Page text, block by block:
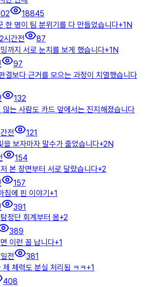
18845
한 명이 팀 분위기를 다 만들었습니다+1 N
시간전
87
까지 서로 눈치를 보게 했습니다+1 N
97
결보다 근거를 모으는 과정이 치열했습니다
132
는 사람도 카드 앞에서는 진지해졌습니다
전
121
보자마자 말수가 줄었습니다+2 N
154
본 장면부터 서로 달랐습니다+2
157
침에 핀 이야기 +1
391
정단 회계부터 봄+2
389
이런 꼴 납니다+1
전
381
체력도 분실 처리됨 ㅋㅋ+1
408